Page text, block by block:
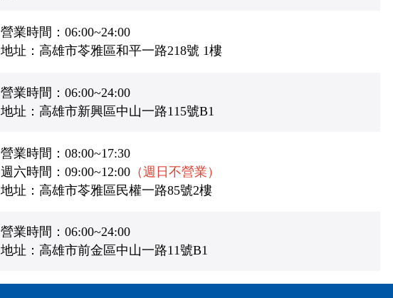
營業時間：06:00~24:00
地址：高雄市苓雅區和平一路218號 1樓
營業時間：06:00~24:00
地址：高雄市新興區中山一路115號B1
營業時間：08:00~17:30
週六時間：09:00~12:00 （週日不營業）
地址：高雄市苓雅區民權一路85號2樓
營業時間：06:00~24:00
地址：高雄市前金區中山一路11號B1